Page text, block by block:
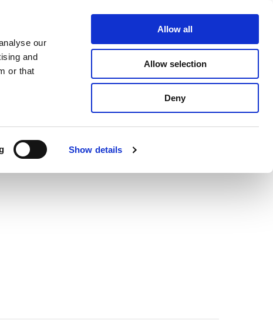
our
and
or that
Show details
Allow all
Allow selection
Deny
Über Apex Kontakt
UNTERSTÜTZUNG NACHRICHTEN